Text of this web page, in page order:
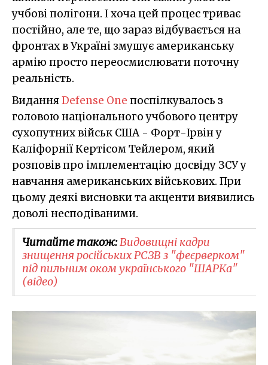
учбові полігони. І хоча цей процес триває
постійно, але те, що зараз відбувається на
фронтах в Україні змушує американську
армію просто переосмислювати поточну
реальність.
ВиданняDefense One поспілкувалось з
головою національного учбового центру
сухопутних військ США - Форт-Ірвін у
Каліфорнії Кертісом Тейлером, який
розповів про імплементацію досвіду ЗСУ у
навчання американських військових. При
цьому деякі висновки та акценти виявились
доволі несподіваними.
Читайте також:Видовищні кадри
знищення російських РСЗВ з "феєрверком"
під пильним оком українського "ШАРКа"
(відео)